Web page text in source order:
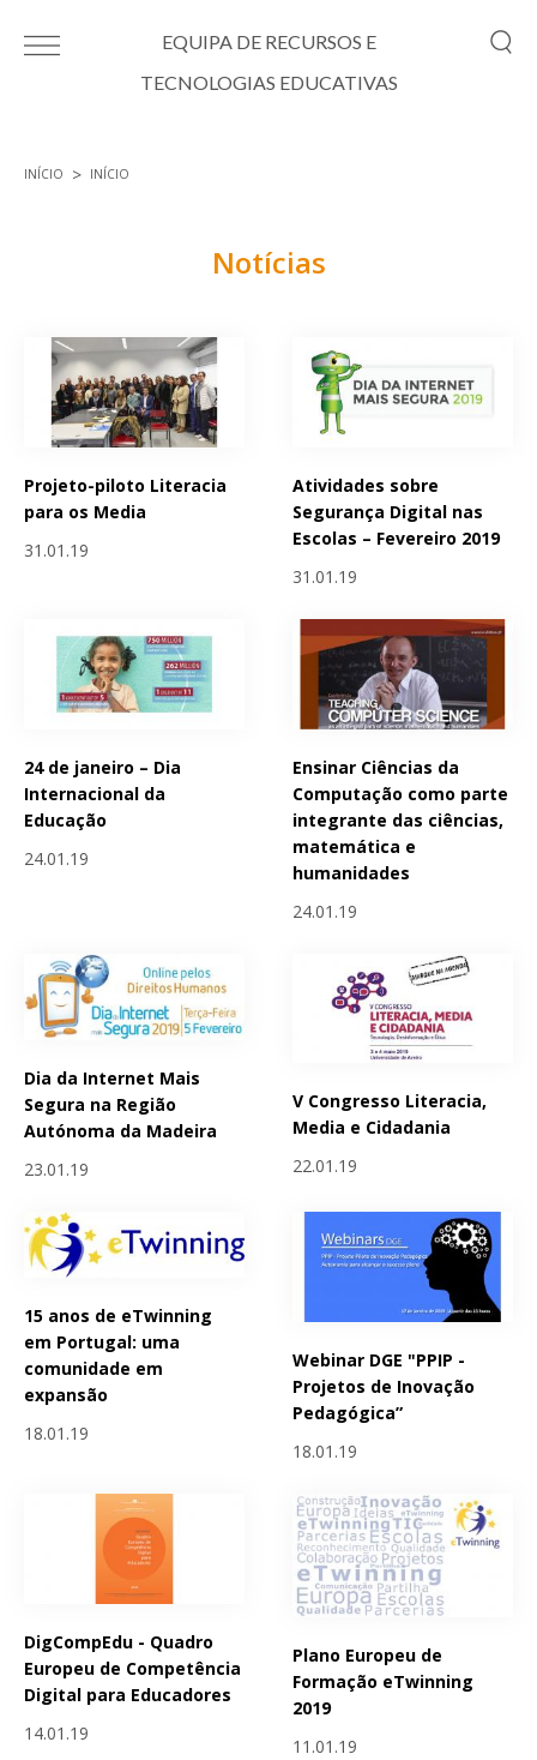
EQUIPA DE RECURSOS E
TECNOLOGIAS EDUCATIVAS
INÍCIO INÍCIO
Notícias
Projeto-piloto Literacia
para os Media
31.01.19
Atividades sobre
Segurança Digital nas
Escolas – Fevereiro 2019
31.01.19
24 de janeiro – Dia
Internacional da
Educação
24.01.19
Ensinar Ciências da
Computação como parte
integrante das ciências,
matemática e
humanidades
24.01.19
Dia da Internet Mais
Segura na Região
Autónoma da Madeira
23.01.19
V Congresso Literacia,
Media e Cidadania
22.01.19
15 anos de eTwinning
em Portugal: uma
comunidade em
expansão
18.01.19
Webinar DGE "PPIP -
Projetos de Inovação
Pedagógica”
18.01.19
DigCompEdu - Quadro
Europeu de Competência
Digital para Educadores
14.01.19
Plano Europeu de
Formação eTwinning
2019
11.01.19
Páginas